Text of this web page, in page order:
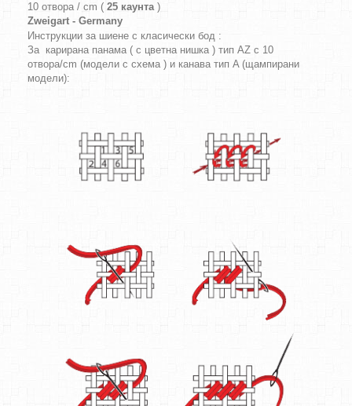
10 отвора / cm ( 25 каунта)
Zweigart - Germany
Инструкции за шиене с класически бод :
За карирана панама ( с цветна нишка ) тип AZ с 10
отвора/cm (модели с схема ) и канава тип A (щампирани
модели):